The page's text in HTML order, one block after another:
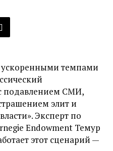
темпами
подавлением СМИ,
элит и
Эксперт по
Endowment Темур
этот сценарий —